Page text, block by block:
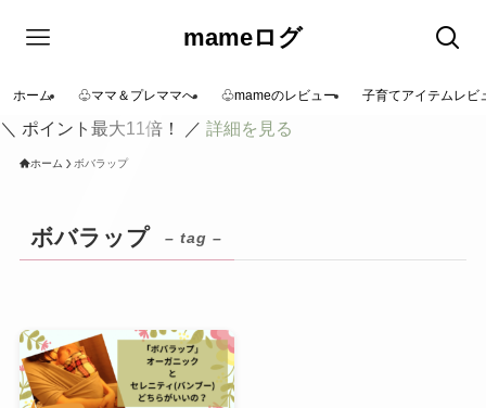
mameログ
ホーム ♧ママ＆プレママへ ♧mameのレビュー 子育てアイテムレビ
＼ ポイント最大11倍！ ／ 詳細を見る
ホーム ボバラップ
ボバラップ – tag –